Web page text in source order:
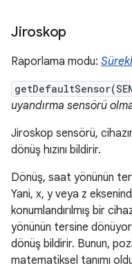
Jiroskop
Raporlama modu:
uyandırma sensörü
Jiroskop sensörü,
dönüş hızını bildirir.
Dönüş, saat yönünün
Yani, x, y veya z
konumlandırılmış bir
yönünün tersine
dönüş bildirir. Bunun,
matematiksel tanımı